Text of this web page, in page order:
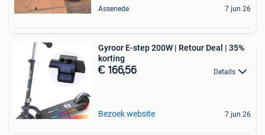
Assenede 7 jun 26
Gyroor E-step 200W | Retour Deal | 35%
korting
€ 166,56 Details
Bezoek website 7 jun 26